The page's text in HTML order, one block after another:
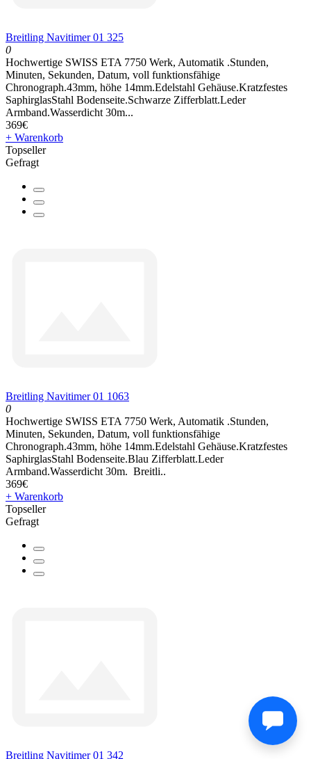
Breitling Navitimer 01 325
0
Hochwertige SWISS ETA 7750 Werk, Automatik .Stunden,
Minuten, Sekunden, Datum, voll funktionsfähige
Chronograph.43mm, höhe 14mm.Edelstahl Gehäuse.Kratzfestes
SaphirglasStahl Bodenseite.Schwarze Zifferblatt.Leder
Armband.Wasserdicht 30m...
369€
+ Warenkorb
Topseller
Gefragt
Breitling Navitimer 01 1063
0
Hochwertige SWISS ETA 7750 Werk, Automatik .Stunden,
Minuten, Sekunden, Datum, voll funktionsfähige
Chronograph.43mm, höhe 14mm.Edelstahl Gehäuse.Kratzfestes
SaphirglasStahl Bodenseite.Blau Zifferblatt.Leder
Armband.Wasserdicht 30m. Breitli..
369€
+ Warenkorb
Topseller
Gefragt
Breitling Navitimer 01 342